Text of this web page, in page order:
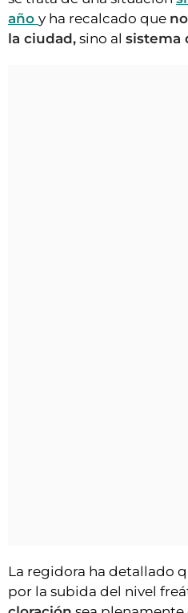
año y ha recalcado que
la ciudad, sino al sistema
La regidora ha detallado
por la subida del nivel